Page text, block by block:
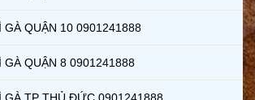
GÀ QUẬN 10 0901241888
GÀ QUẬN 8 0901241888
GÀ TP THỦ ĐỨC 0901241888